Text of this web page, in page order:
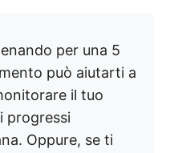
per una 5
può aiutarti a
il tuo
progressi
Oppure, se ti